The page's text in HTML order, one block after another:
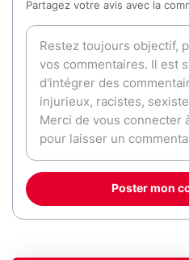
Partagez votre avis avec la
Poster mon